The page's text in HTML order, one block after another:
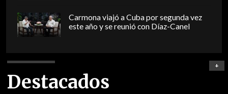
Carmona viajó a Cuba por segunda vez
este año y se reunió con Díaz-Canel
Destacados
+